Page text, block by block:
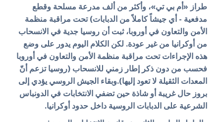
طراز «أم بي تي»، وأكثر من ألف مدرعة مسلحة وقطع
مدفعية - أي جيشاً كاملاً من الدبابات) تحت مراقبة منظمة
الأمن والتعاون في أوروبا، ثبت أن روسيا جدية في الانسحاب
من أوكرانيا من غير عودة. لكن الكلام اليوم يدور على وضع
هذه الإجراءات تحت مراقبة منظمة الأمن والتعاون في أوروبا
فحسب من دون ذكر إطار زمني للانسحاب (روسيا تزعم أنّ
المعدات الثقيلة لا تعود إليها).وبقاء الجيش الروسي يؤدي إلى
بروز حال غريبة أو شاذة حين تضفي الانتخابات في الدونباس
الشرعية على الدبابات الروسية داخل حدود أوكرانيا.